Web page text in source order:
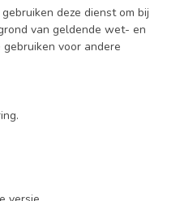
deze dienst om bij
van geldende wet- en
voor andere